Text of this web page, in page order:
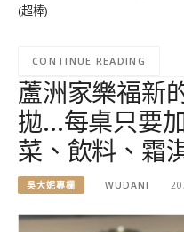
(超棒)
CONTINUE READING
蘆洲家樂福新
拋…每桌只要
菜、飲料、霜
吳大妮專欄 WUDANI